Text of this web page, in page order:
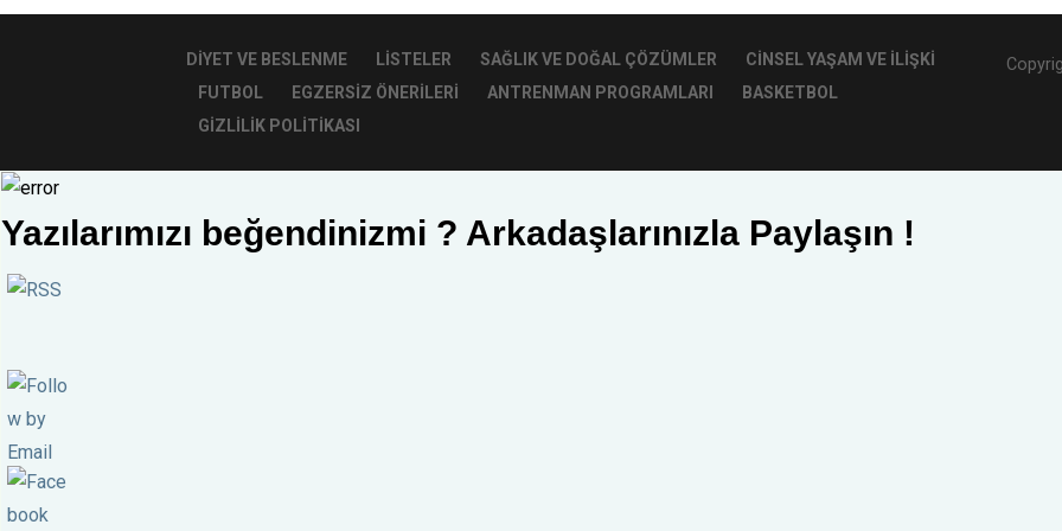
DIYET VE BESLENME LISTELER SAĞLIK VE DOĞAL ÇÖZÜMLER
CINSEL YAŞAM VE İLIŞKI
FUTBOL
EGZERSIZ ÖNERILERI ANTRENMAN PROGRAMLARI
BASKETBOL
GIZLILIK POLITIKASI
Yazılarımızı beğendinizmi ? Arkadaşlarınızla Paylaşın !